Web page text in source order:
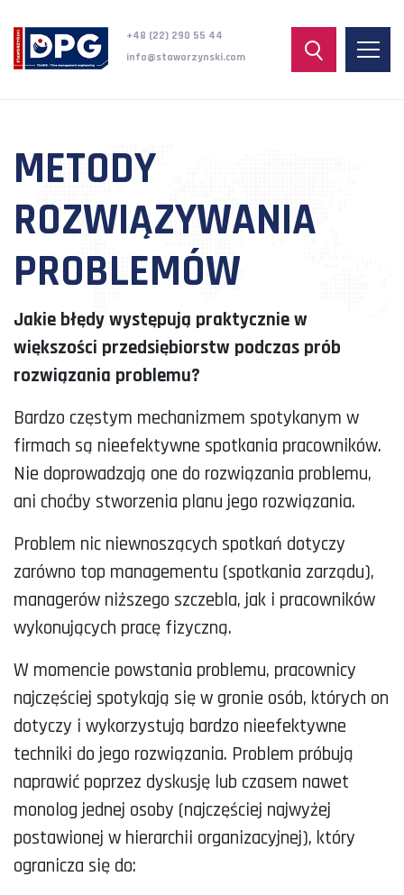
+48 (22) 290 55 44
info@staworzynski.com
METODY
ROZWIĄZYWANIA
PROBLEMÓW
Jakie błędy występują praktycznie w
większości przedsiębiorstw podczas prób
rozwiązania problemu?
Bardzo częstym mechanizmem spotykanym w
firmach są nieefektywne spotkania pracowników.
Nie doprowadzają one do rozwiązania problemu,
ani choćby stworzenia planu jego rozwiązania.
Problem nic niewnoszących spotkań dotyczy
zarówno top managementu (spotkania zarządu),
managerów niższego szczebla, jak i pracowników
wykonujących pracę fizyczną.
W momencie powstania problemu, pracownicy
najczęściej spotykają się w gronie osób, których on
dotyczy i wykorzystują bardzo nieefektywne
techniki do jego rozwiązania. Problem próbują
naprawić poprzez dyskusję lub czasem nawet
monolog jednej osoby (najczęściej najwyżej
postawionej w hierarchii organizacyjnej), który
ogranicza się do: